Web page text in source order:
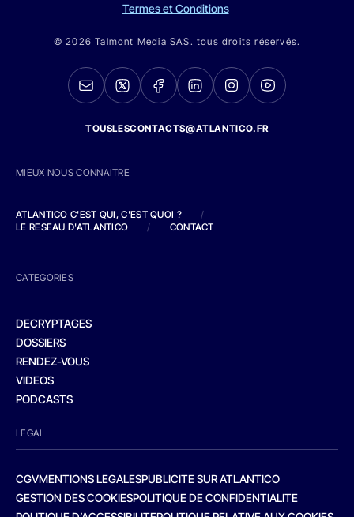
Termes et Conditions
© 2026 Talmont Media SAS. tous droits réservés.
TOUSLESCONTACTS@ATLANTICO.FR
MIEUX NOUS CONNAITRE
ATLANTICO C'EST QUI, C'EST QUOI ?
/
LE RESEAU D'ATLANTICO
/ CONTACT
CATEGORIES
DECRYPTAGES
DOSSIERS
RENDEZ-VOUS
VIDEOS
PODCASTS
LEGAL
CGVMENTIONS LEGALESPUBLICITE SUR ATLANTICO
GESTION DES COOKIESPOLITIQUE DE CONFIDENTIALITE